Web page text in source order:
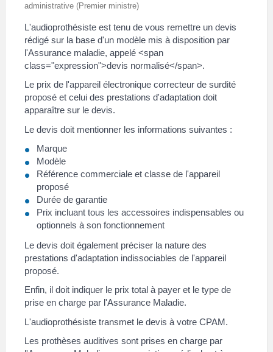
administrative (Premier ministre)
L'audioprothésiste est tenu de vous remettre un devis
rédigé sur la base d'un modèle mis à disposition par
l'Assurance maladie, appelé <span
class="expression">devis normalisé</span>.
Le prix de l'appareil électronique correcteur de surdité
proposé et celui des prestations d'adaptation doit
apparaître sur le devis.
Le devis doit mentionner les informations suivantes :
Marque
Modèle
Référence commerciale et classe de l'appareil
proposé
Durée de garantie
Prix incluant tous les accessoires indispensables ou
optionnels à son fonctionnement
Le devis doit également préciser la nature des
prestations d'adaptation indissociables de l'appareil
proposé.
Enfin, il doit indiquer le prix total à payer et le type de
prise en charge par l'Assurance Maladie.
L'audioprothésiste transmet le devis à votre CPAM.
Les prothèses auditives sont prises en charge par